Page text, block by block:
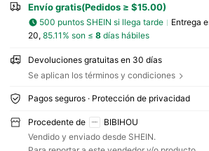
Envío gratis(Pedidos ≥ $15.00)
500 puntos SHEIN si llega tarde Entrega
20, 85.11% son ≤ 8días hábiles
Devoluciones gratuitas en 30 días
Se aplican los términos y condiciones
Pagos seguros · Protección de privacidad
Procedente de
BIBIHOU
Vendido y enviado desde SHEIN.